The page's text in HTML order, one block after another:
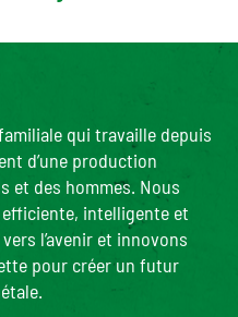
qui travaille depuis
d’une production
et des hommes. Nous
intelligente et
l’avenir et innovons
pour créer un futur